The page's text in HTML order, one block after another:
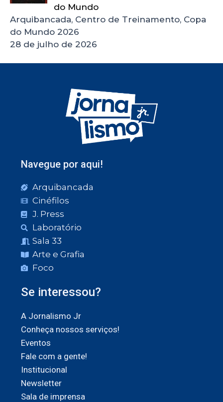
do Mundo
Arquibancada, Centro de Treinamento, Copa
do Mundo 2026
28 de julho de 2026
Navegue por aqui!
Arquibancada
Cinéfilos
J. Press
Laboratório
Sala 33
Arte e Grafia
Foco
Se interessou?
A Jornalismo Jr
Conheça nossos serviços!
Eventos
Fale com a gente!
Institucional
Newsletter
Sala de imprensa